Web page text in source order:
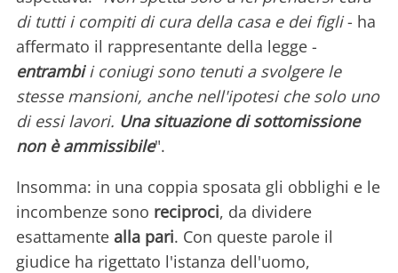
di tutti i compiti di cura della casa e dei figli- ha
affermato il rappresentante della legge -
entrambii coniugi sono tenuti a svolgere le
stesse mansioni, anche nell'ipotesi che solo uno
di essi lavori. Una situazione di sottomissione
non è ammissibile".
Insomma: in una coppia sposata gli obblighi e le
incombenze sono reciproci, da dividere
esattamente alla pari. Con queste parole il
giudice ha rigettato l'istanza dell'uomo,